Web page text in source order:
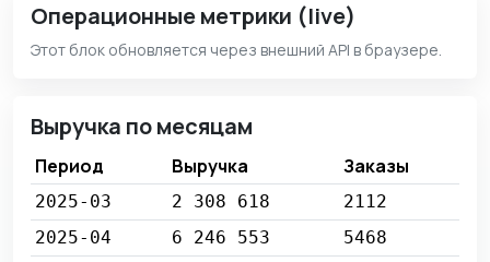
Операционные метрики (live)
Этот блок обновляется через внешний API в браузере.
Выручка по месяцам
Период Выручка Заказы
2025-03 2 308 618
2112
2025-04
6 246 553
5468